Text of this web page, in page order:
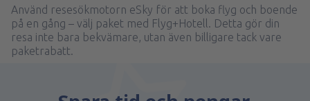
Använd resesökmotorn eSky för att boka flyg och boende
på en gång – välj paket med Flyg+Hotell. Detta gör din
resa inte bara bekvämare, utan även billigare tack vare
paketrabatt.